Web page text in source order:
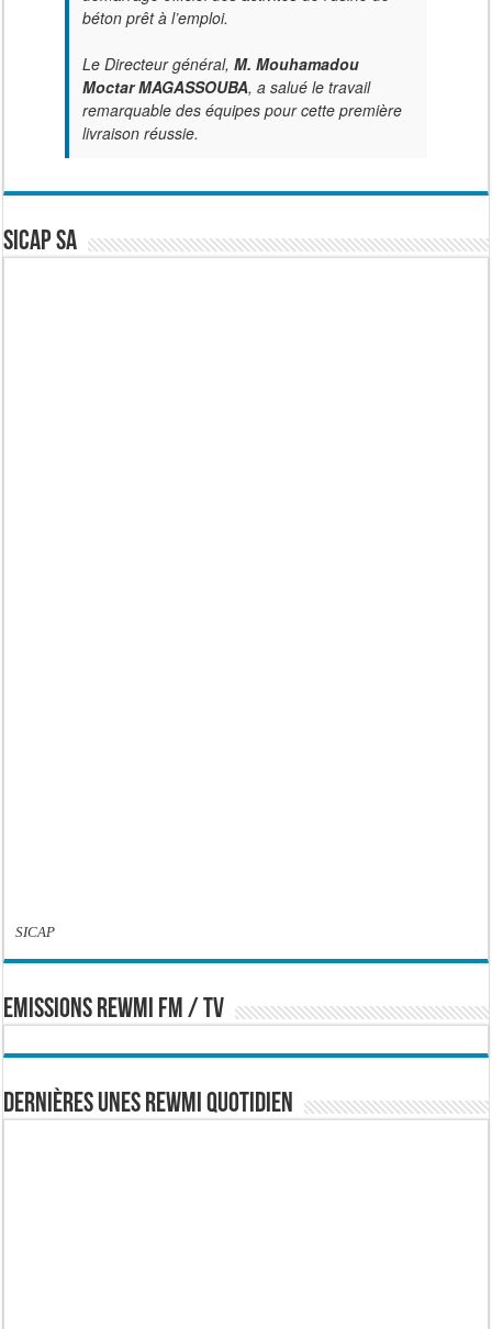
béton prêt à l’emploi.
Le Directeur général, M. Mouhamadou
Moctar MAGASSOUBA, a salué le travail
remarquable des équipes pour cette première
livraison réussie.
SICAP SA
SICAP
EMISSIONS REWMI FM / TV
Dernières Unes Rewmi Quotidien